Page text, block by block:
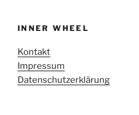
INNER WHEEL
Kontakt
Impressum
Datenschutzerklärung